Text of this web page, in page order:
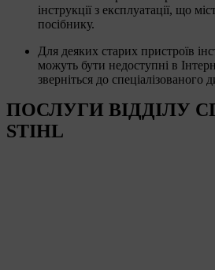
інструкції з експлуатації, що
посібнику.
Для деяких старих пристроїв
можуть бути недоступні в
зверніться до спеціалізованого
ПОСЛУГИ ВІДДІЛУ
STIHL